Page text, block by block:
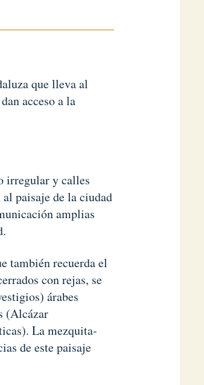
que lleva al
acceso a la
irregular y calles
al paisaje de la ciudad
amplias
también recuerda el
con rejas, se
árabes
(Alcázar
La mezquita-
de este paisaje